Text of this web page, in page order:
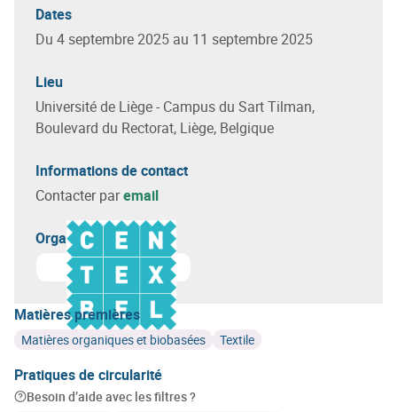
Dates
Du 4 septembre 2025 au 11 septembre 2025
Lieu
Université de Liège - Campus du Sart Tilman,
Boulevard du Rectorat, Liège, Belgique
Informations de contact
Contacter paremail
Organisateur(s)
En savoir plus sur Centre scientifique et technique de
Matières premières
Matières organiques et biobasées Textile
Pratiques de circularité
Besoin d’aide avec les filtres ?